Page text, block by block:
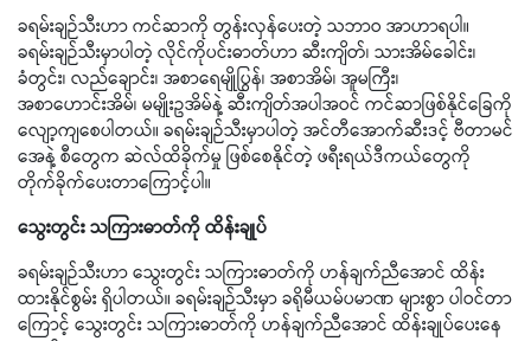
ခရမ်းချဉ်သီးဟာ ကင်ဆာကို တွန်းလှန်ပေးတဲ့ သဘာဝ အာဟာရပါ။
ခရမ်းချဉ်သီးမှာပါတဲ့ လိုင်ကိုပင်းဓာတ်ဟာ ဆီးကျိတ်၊ သားအိမ်ခေါင်း၊
ခံတွင်း၊ လည်ချောင်း၊ အစာရေမျိုပြွန်၊ အစာအိမ်၊ အူမကြီး၊
အစာဟောင်းအိမ်၊ မမျိုးဥအိမ်နဲ့ ဆီးကျိတ်အပါအဝင် ကင်ဆာဖြစ်နိုင်ခြေကို
လျော့ကျစေပါတယ်။ ခရမ်းချဉ်သီးမှာပါတဲ့ အင်တီအောက်ဆီးဒင့် ဗီတာမင်
အေနဲ့ စီတွေက ဆဲလ်ထိခိုက်မှု ဖြစ်စေနိုင်တဲ့ ဖရီးရယ်ဒီကယ်တွေကို
တိုက်ခိုက်ပေးတာကြောင့်ပါ။
သွေးတွင်း သကြားဓာတ်ကို ထိန်းချုပ်
ခရမ်းချဉ်သီးဟာ သွေးတွင်း သကြားဓာတ်ကို ဟန်ချက်ညီအောင် ထိန်း
ထားနိုင်စွမ်း ရှိပါတယ်။ ခရမ်းချဉ်သီးမှာ ခရိုမီယမ်ပမာဏ များစွာ ပါဝင်တာ
ကြောင့် သွေးတွင်း သကြားဓာတ်ကို ဟန်ချက်ညီအောင် ထိန်းချုပ်ပေးနေ